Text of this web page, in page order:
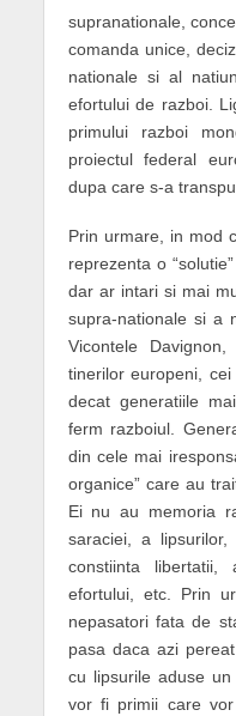
supranationale,
comanda unice,
nationale si al
efortului de razboi.
primului razboi
proiectul federal
dupa care s-a
Prin urmare, in mod
reprezenta o
dar ar intari si mai
supra-nationale si a
Vicontele
tinerilor europeni,
decat generatiile
ferm razboiul.
din cele mai
organice” care au
Ei nu au memoria
saraciei, a
constiinta
efortului, etc. Prin
nepasatori fata de
pasa daca azi
cu lipsurile aduse
vor fi primii care